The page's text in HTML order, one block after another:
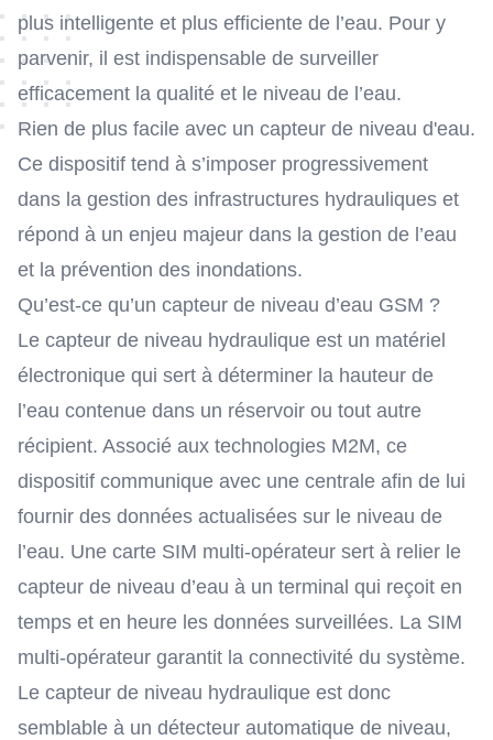
plus intelligente et plus efficiente de l’eau. Pour y
parvenir, il est indispensable de surveiller
efficacement la qualité et le niveau de l’eau.
Rien de plus facile avec un capteur de niveau d'eau.
Ce dispositif tend à s’imposer progressivement
dans la gestion des infrastructures hydrauliques et
répond à un enjeu majeur dans la gestion de l’eau
et la prévention des inondations.
Qu’est-ce qu’un capteur de niveau d’eau GSM ?
Le capteur de niveau hydraulique est un matériel
électronique qui sert à déterminer la hauteur de
l’eau contenue dans un réservoir ou tout autre
récipient. Associé aux technologies M2M, ce
dispositif communique avec une centrale afin de lui
fournir des données actualisées sur le niveau de
l’eau. Une carte SIM multi-opérateur sert à relier le
capteur de niveau d’eau à un terminal qui reçoit en
temps et en heure les données surveillées. La SIM
multi-opérateur garantit la connectivité du système.
Le capteur de niveau hydraulique est donc
semblable à un détecteur automatique de niveau,